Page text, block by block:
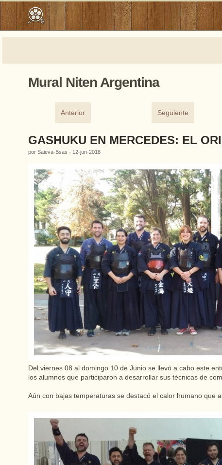
Mural Niten Argentina
Anterior Seguiente
GASHUKU EN MERCEDES: EL
por Saieva-Bsas - 12-jun-2018
Del viernes 08 al domingo 10 de Junio se llevó a cabo este
los alumnos que participaron a desarrollar sus técnicas de
Aún con bajas temperaturas se destacó el calor humano que